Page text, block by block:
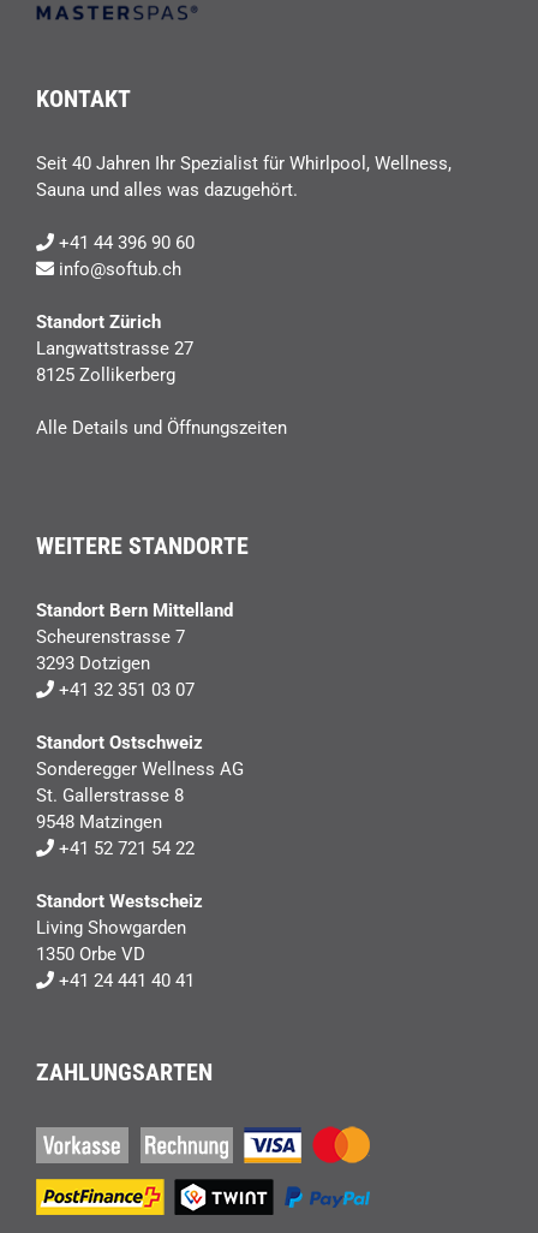
KONTAKT
Seit 40 Jahren Ihr Spezialist für Whirlpool, Wellness,
Sauna und alles was dazugehört.
+41 44 396 90 60
info@softub.ch
Standort Zürich
Langwattstrasse 27
8125 Zollikerberg
Alle Details und Öffnungszeiten
WEITERE STANDORTE
Standort Bern Mittelland
Scheurenstrasse 7
3293 Dotzigen
+41 32 351 03 07
Standort Ostschweiz
Sonderegger Wellness AG
St. Gallerstrasse 8
9548 Matzingen
+41 52 721 54 22
Standort Westscheiz
Living Showgarden
1350 Orbe VD
+41 24 441 40 41
ZAHLUNGSARTEN